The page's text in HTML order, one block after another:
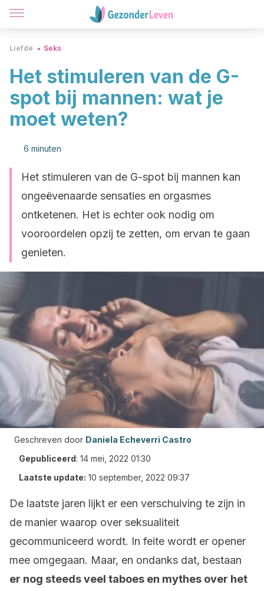
Liefde Seks
Het stimuleren van de G-
spot bij mannen: wat je
moet weten?
6 minuten
Het stimuleren van de G-spot bij mannen kan
ongeëvenaarde sensaties en orgasmes
ontketenen. Het is echter ook nodig om
vooroordelen opzij te zetten, om ervan te gaan
genieten.
Geschreven door Daniela Echeverri Castro
Gepubliceerd: 14 mei, 2022 01:30
Laatste update: 10 september, 2022 09:37
De laatste jaren lijkt er een verschuiving te zijn in
de manier waarop over seksualiteit
gecommuniceerd wordt. In feite wordt er opener
mee omgegaan. Maar, en ondanks dat, bestaan
er nog steeds veel taboes en mythes over het